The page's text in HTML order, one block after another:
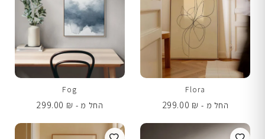
Flora
החל מ -
299.00 ₪
Fog
החל מ -
299.00 ₪